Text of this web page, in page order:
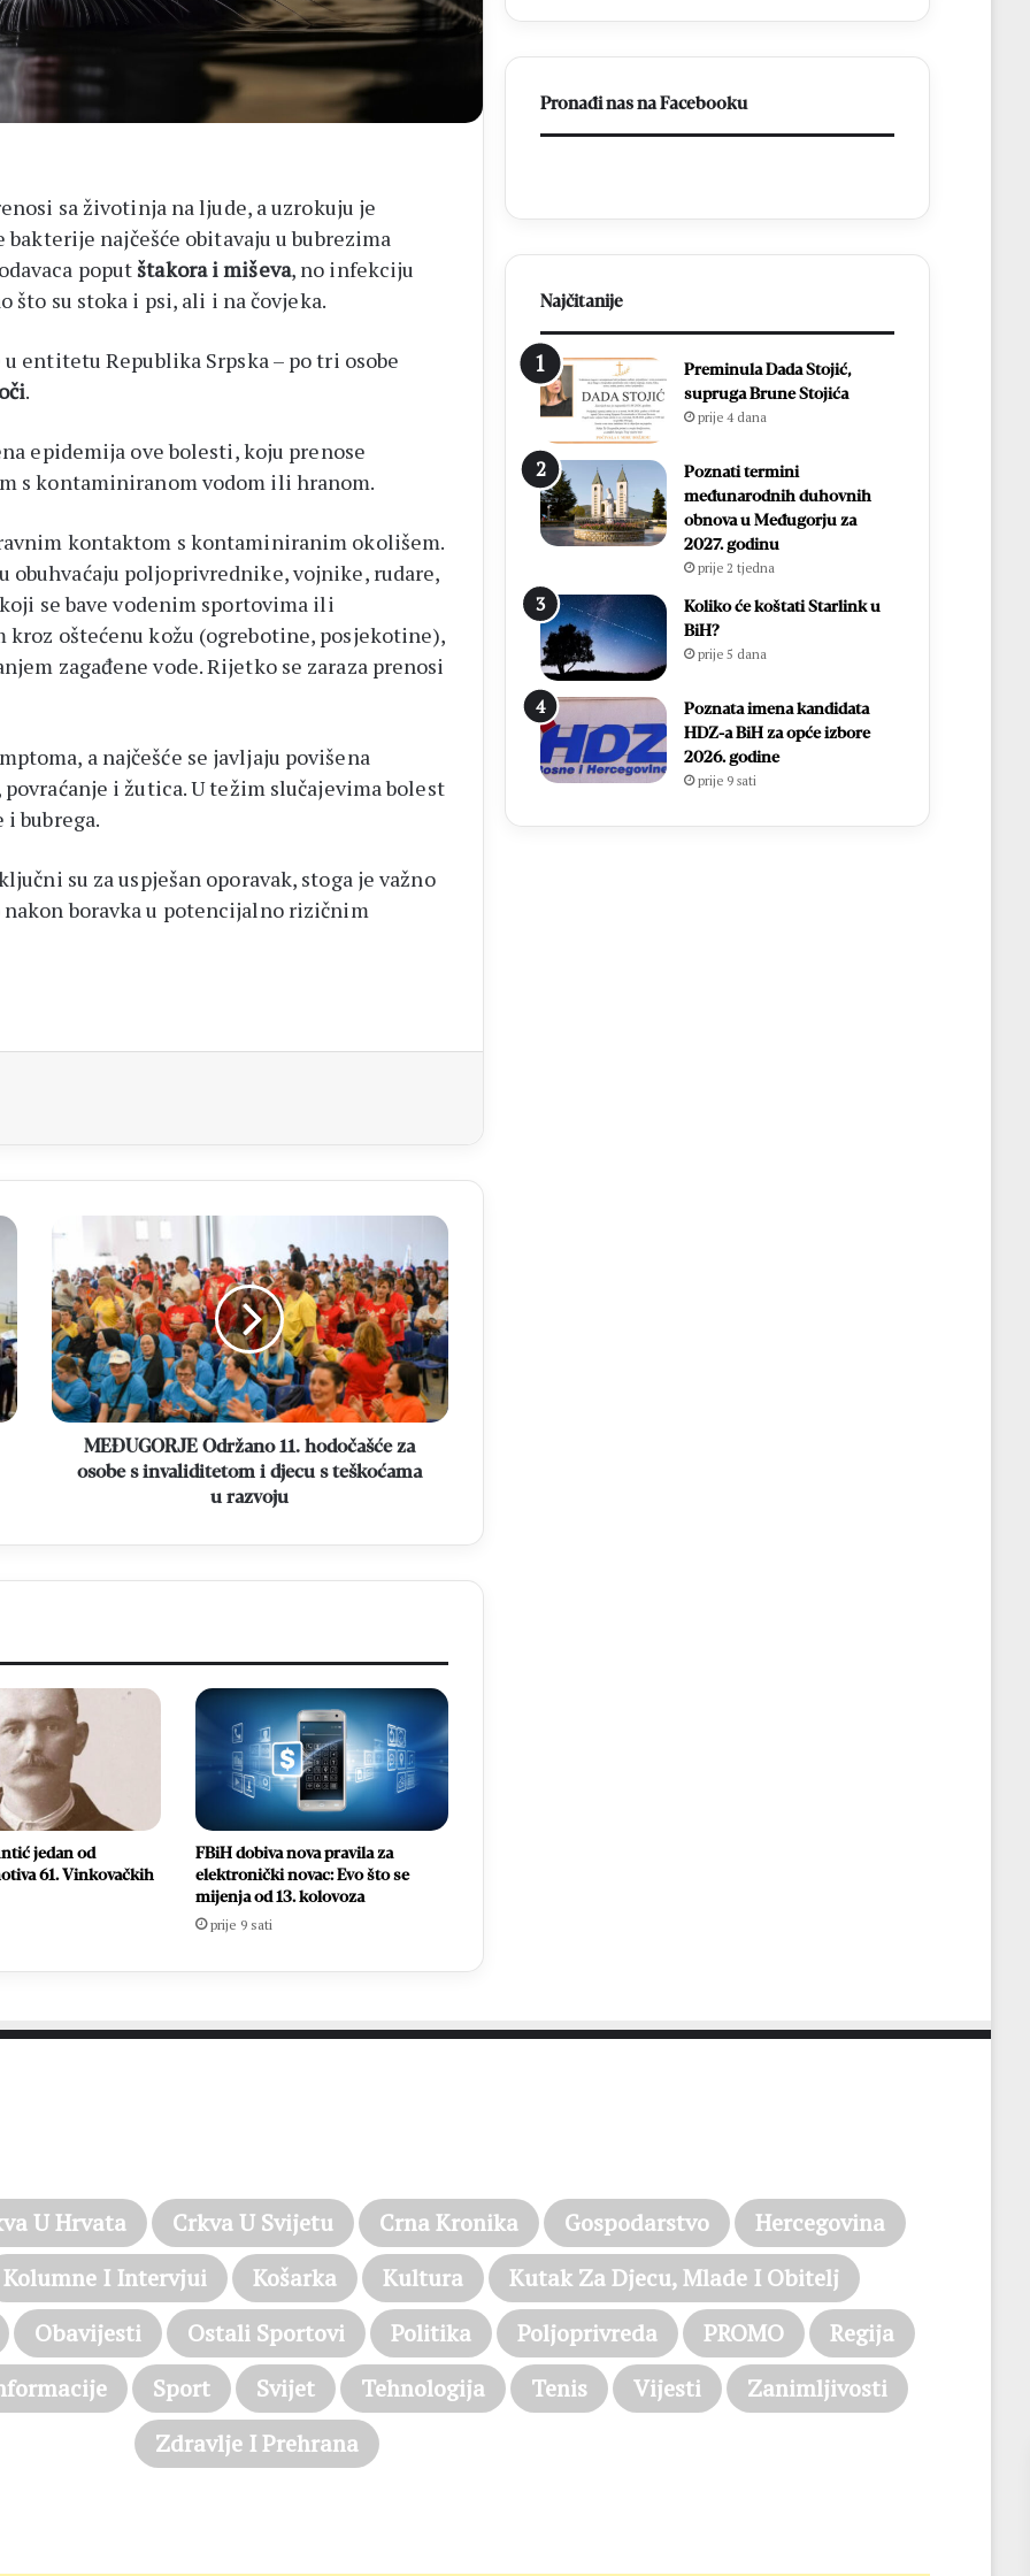
sa životinja na ljude, a uzrokuju je
bakterije najčešće obitavaju u bubrezima
poput štakora i miševa, no infekciju
su stoka i psi, ali i na čovjeka.
entitetu Republika Srpska – po tri osobe
.
epidemija ove bolesti, koju prenose
s kontaminiranom vodom ili hranom.
kontaktom s kontaminiranim okolišem.
obuhvaćaju poljoprivrednike, vojnike, rudare,
se bave vodenim sportovima ili
oštećenu kožu (ogrebotine, posjekotine),
zagađene vode. Rijetko se zaraza prenosi
a najčešće se javljaju povišena
i žutica. U težim slučajevima bolest
bubrega.
su za uspješan oporavak, stoga je važno
boravka u potencijalno rizičnim
MEĐUGORJE
Održano
11.
hodočašće
za
osobe
s
invaliditetom
i
djecu
razvoju
MEĐUGORJE Održano 11. hodočašće za
osobe s invaliditetom i djecu s teškoćama
u razvoju
jedan od
61. Vinkovačkih
FBiH dobiva nova pravila za
elektronički novac: Evo što se
mijenja od 13. kolovoza
prije 9 sati
Pronađi nas na Facebooku
Najčitanije
Preminula Dada Stojić,
supruga Brune Stojića
prije 4 dana
Poznati termini
međunarodnih duhovnih
obnova u Međugorju za
2027. godinu
prije 2 tjedna
Koliko će koštati Starlink u
BiH?
prije 5 dana
Poznata imena kandidata
HDZ-a BiH za opće izbore
2026. godine
prije 9 sati
U Hrvata Crkva U Svijetu Crna Kronika Gospodarstvo
Hercegovina
Kolumne I Intervjui Košarka Kultura
Kutak Za Djecu, Mlade I Obitelj
Obavijesti Ostali Sportovi Politika Poljoprivreda PROMO
Regija
Sport Svijet Tehnologija Tenis Vijesti
Zanimljivosti
Zdravlje I Prehrana